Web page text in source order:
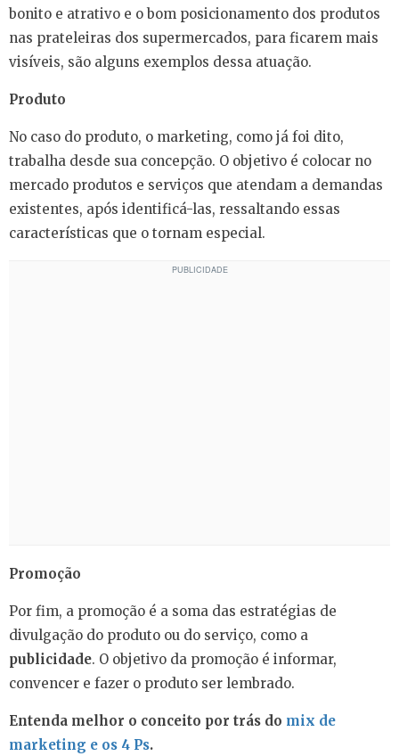
bonito e atrativo e o bom posicionamento dos produtos
nas prateleiras dos supermercados, para ficarem mais
visíveis, são alguns exemplos dessa atuação.
Produto
No caso do produto, o marketing, como já foi dito,
trabalha desde sua concepção. O objetivo é colocar no
mercado produtos e serviços que atendam a demandas
existentes, após identificá-las, ressaltando essas
características que o tornam especial.
Promoção
Por fim, a promoção é a soma das estratégias de
divulgação do produto ou do serviço, como a
publicidade. O objetivo da promoção é informar,
convencer e fazer o produto ser lembrado.
Entenda melhor o conceito por trás do mix de
marketing e os 4 Ps.